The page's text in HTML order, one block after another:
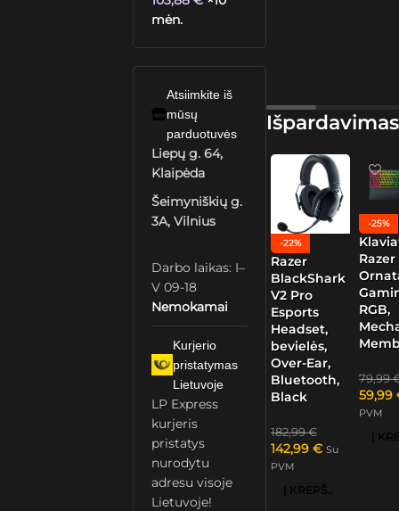
mėn.
Atsiimkite iš
mūsų
parduotuvės
Liepų g. 64,
Klaipėda
Šeimyniškių g.
3A, Vilnius
Darbo laikas: I–
V 09-18
Nemokamai
Kurjerio
pristatymas
Lietuvoje
LP Express
kurjeris
pristatys
nurodytu
adresu visoje
Lietuvoje!
Išpardavimas
-22%
Razer
BlackShark
V2 Pro
Esports
Headset,
bevielės,
Over-Ear,
Bluetooth,
Black
182,99€
142,99 € Su
PVM
Į KREPŠELĮ
-25%
Razer
RGB,
79,99
59,99
PVM